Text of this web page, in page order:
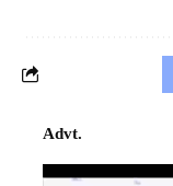
Advt.
Video